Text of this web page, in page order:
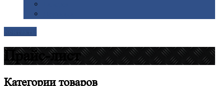
Прайс-лист
Категориитоваров